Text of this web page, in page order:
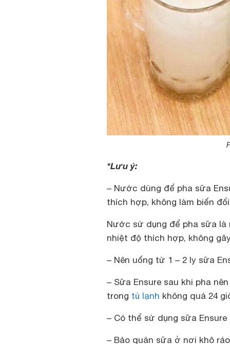
*Lưu ý:
– Nước dùng để pha sữa
thích hợp, không làm biến
Nước sử dụng để pha sữa là
nhiệt độ thích hợp, không
– Nên uống từ 1 – 2 ly sữa
– Sữa Ensure sau khi pha
trong tủ lạnh không quá 24
– Có thể sử dụng sữa
– Bảo quản sữa ở nơi khô